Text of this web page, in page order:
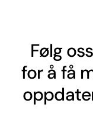
Følg
for å få